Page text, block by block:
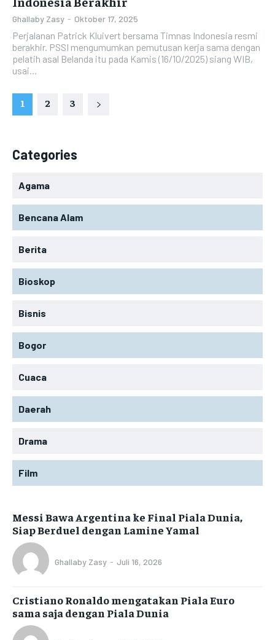
Ghallaby Zasy - Oktober 17, 2025
Perjalanan Patrick Kluivert bersama Timnas Indonesia resmi
berakhir. PSSI mengumumkan pemutusan kerja sama dengan
pelatih asal Belanda itu pada Kamis (16/10/2025) siang WIB,
usai...
1 2 3
Categories
Agama
Bencana Alam
Berita
Bioskop
Bisnis
Bogor
Cuaca
Daerah
Drama
Film
Messi Bawa Argentina ke Final Piala Dunia,
Siap Berduel dengan Lamine Yamal
Ghallaby Zasy - Juli 16, 2026
Cristiano Ronaldo mengatakan Piala Euro
sama saja dengan Piala Dunia